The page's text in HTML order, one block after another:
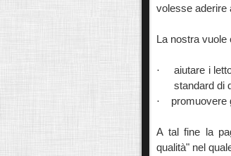
volesse aderire
La nostra
·
aiutare i
standard di
·
promuovere
A tal fine la
qualità" nel